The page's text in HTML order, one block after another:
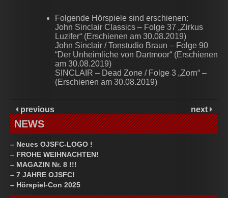
Folgende Hörspiele sind erschienen:
John Sinclair Classics – Folge 37 „Zirkus
Luzifer“ (Erschienen am 30.08.2019)
John Sinclair / Tonstudio Braun – Folge 90
“Der Unheimliche von Dartmoor“ (Erschienen
am 30.08.2019)
SINCLAIR – Dead Zone / Folge 3 „Zorn“ –
(Erschienen am 30.08.2019)
previous next
NEWS
– Neues OJSFC-LOGO !
– FROHE WEIHNACHTEN!
– MAGAZIN Nr. 8 !!!
– 7 JAHRE OJSFC!
– Hörspiel-Con 2025